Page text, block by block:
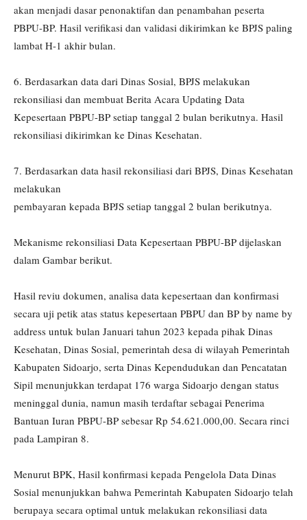
akan menjadi dasar penonaktifan dan penambahan peserta
PBPU-BP. Hasil verifikasi dan validasi dikirimkan ke BPJS paling
lambat H-1 akhir bulan.
6. Berdasarkan data dari Dinas Sosial, BPJS melakukan
rekonsiliasi dan membuat Berita Acara Updating Data
Kepesertaan PBPU-BP setiap tanggal 2 bulan berikutnya. Hasil
rekonsiliasi dikirimkan ke Dinas Kesehatan.
7. Berdasarkan data hasil rekonsiliasi dari BPJS, Dinas Kesehatan
melakukan
pembayaran kepada BPJS setiap tanggal 2 bulan berikutnya.
Mekanisme rekonsiliasi Data Kepesertaan PBPU-BP dijelaskan
dalam Gambar berikut.
Hasil reviu dokumen, analisa data kepesertaan dan konfirmasi
secara uji petik atas status kepesertaan PBPU dan BP by name by
address untuk bulan Januari tahun 2023 kepada pihak Dinas
Kesehatan, Dinas Sosial, pemerintah desa di wilayah Pemerintah
Kabupaten Sidoarjo, serta Dinas Kependudukan dan Pencatatan
Sipil menunjukkan terdapat 176 warga Sidoarjo dengan status
meninggal dunia, namun masih terdaftar sebagai Penerima
Bantuan Iuran PBPU-BP sebesar Rp 54.621.000,00. Secara rinci
pada Lampiran 8.
Menurut BPK, Hasil konfirmasi kepada Pengelola Data Dinas
Sosial menunjukkan bahwa Pemerintah Kabupaten Sidoarjo telah
berupaya secara optimal untuk melakukan rekonsiliasi data